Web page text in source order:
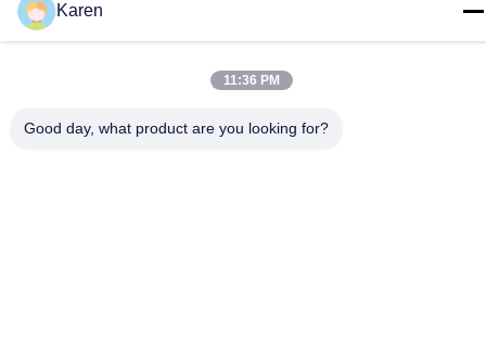
+86-18912490312
Indirizzo
Karen
11:36 PM
Good day, what product are you looking for?